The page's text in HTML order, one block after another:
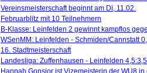
Vereinsmeisterschaft beginnt am Di, 11.02.
Februarblitz mit 10 Teilnehmern
B-Klasse: Leinfelden 2 gewinnt kampflos
WSenMM: Leinfelden - Schmiden/Cannstatt
16. Stadtmeisterschaft
Landesliga: Zuffenhausen - Leinfelden 4,5:3,5
Hannah Gonsior ist Vizemeisterin der WU8 in